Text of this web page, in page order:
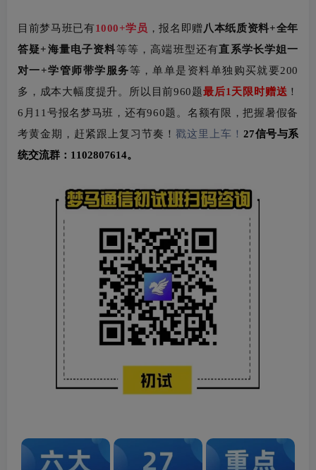
目前梦马班已有1000+学员 ，报名即赠八本纸质资料+全年
答疑+海量电子资料等等，高端班型还有直系学长学姐一
对一+学管师带学服务等 ，单单是资料单独购买就要200
多，成本大幅度提升。所以目前960题最后1天限时赠送 ！
6月11号报名梦马班，还有960题。名额有限，把握暑假备
考黄金期，赶紧跟上复习节奏！戳这里上车！27信号与系
统交流群： 1102807614。